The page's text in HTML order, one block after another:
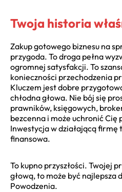
Twoja historia
Zakup gotowego biznesu na
przygoda. To droga pełna
ogromnej satysfakcji. To
konieczności przechodzenia
Kluczem jest dobre
chłodna głowa. Nie bój się
prawników, księgowych,
bezcenna i może uchronić
Inwestycja w działającą firmę
finansowa.
To kupno przyszłości. Twojej
głową, to może być najlepsza
Powodzenia.